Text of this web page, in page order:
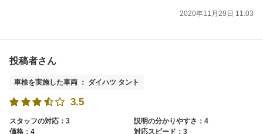
2020年11月29日 11:03
投稿者さん
車検を実施した車両 ： ダイハツ タント
3.5
スタッフの対応：3
説明の分かりやすさ：4
価格：4
対応スピード：3